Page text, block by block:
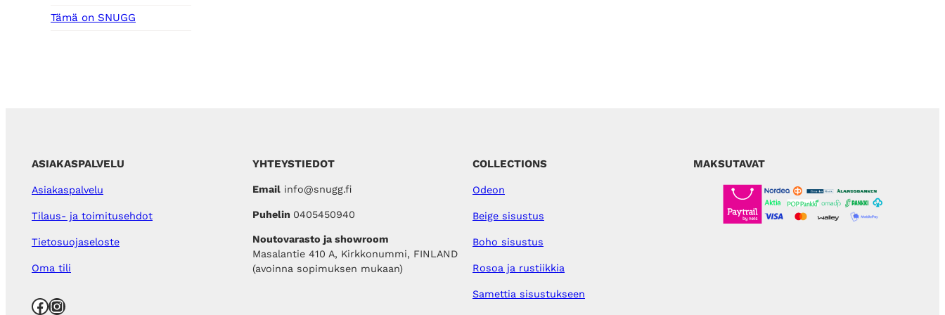
Tämä on SNUGG
ASIAKASPALVELU
Asiakaspalvelu
Tilaus- ja toimitusehdot
Tietosuojaseloste
Oma tili
Facebook Instagram
YHTEYSTIEDOT
Emailinfo@snugg.fi
Puhelin 0405450940
Noutovarasto ja showroom
Masalantie 410 A, Kirkkonummi, FINLAND
(avoinna sopimuksen mukaan)
COLLECTIONS
Odeon
Beige sisustus
Boho sisustus
Rosoa ja rustiikkia
Samettia sisustukseen
MAKSUTAVAT